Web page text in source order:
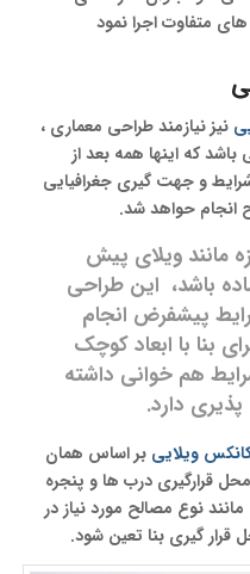
متفاوت اجرا نمود
نیز نیازمند طراحی معماری ،
که اینها همه بعد از
و جهت گیری جغرافیایی
انجام حواهد شد.
مانند ویلای پیش
باشد، این طراحی
پیشفرض انجام
بنا با ابعاد کوچک
هم خوانی داشته
پذیری دارد.
ویلایی بر اساس همان
قرارگیری درب ها و پنجره
نوع مصالح مورد نیاز در
گیری بنا تعین شود.